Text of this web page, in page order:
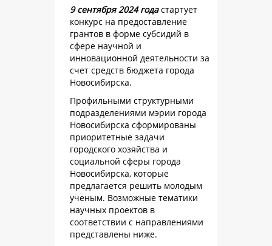
9 сентября 2024 годастартует
конкурс на предоставление
грантов в форме субсидий в
сфере научной и
инновационной деятельности за
счет средств бюджета города
Новосибирска.
Профильными структурными
подразделениями мэрии города
Новосибирска сформированы
приоритетные задачи
городского хозяйства и
социальной сферы города
Новосибирска, которые
предлагается решить молодым
ученым. Возможные тематики
научных проектов в
соответствии с направлениями
представлены ниже.